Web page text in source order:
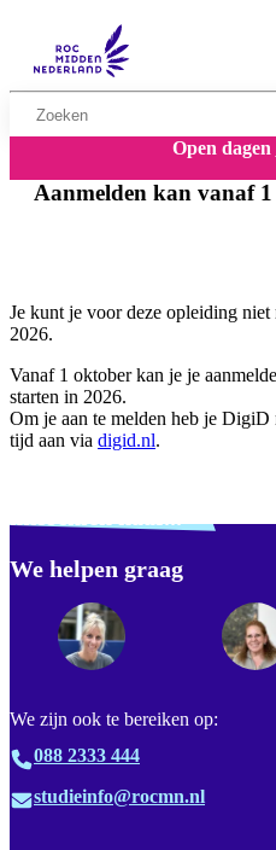
Zoekwoord
Open dagen
Aanmelden kan vanaf
Je kunt je voor deze opleiding niet
2026.
Vanaf 1 oktober kan je je
starten in 2026.
Om je aan te melden heb je
tijd aan via digid.nl.
We helpen graag
We zijn ook te bereiken op:
088 2333 444
studieinfo@rocmn.nl
Footer